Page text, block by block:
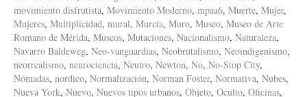
movimiento disfrutista, Movimiento Moderno, mpaa6, Muerte, Mujer,
Mujeres, Multiplicidad, mural, Murcia, Muro, Museo, Museo de Arte
Romano de Mérida, Museos, Mutaciones, Nacionalismo, Naturaleza,
Navarro Baldeweg, Neo-vanguardias, Neobrutalismo, Neoindigenismo,
neorrealismo, neurociencia, Neutro, Newton, No, No-Stop City,
Nómadas, nordico, Normalización, Norman Foster, Normativa, Nubes,
Nueva York, Nuevo, Nuevos tipos urbanos, Objeto, Oculto, Oficinas,